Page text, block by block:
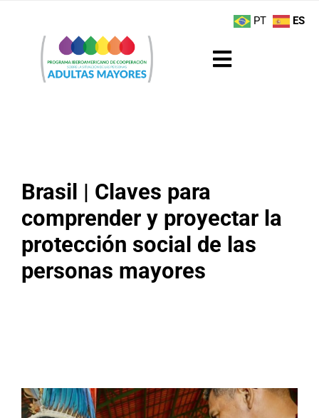
contenido
Toggle
Actividades
Boletín
Buenas Prácticas
Brasil | Claves para
comprender y proyectar la
protección social de las
personas mayores
PT ES